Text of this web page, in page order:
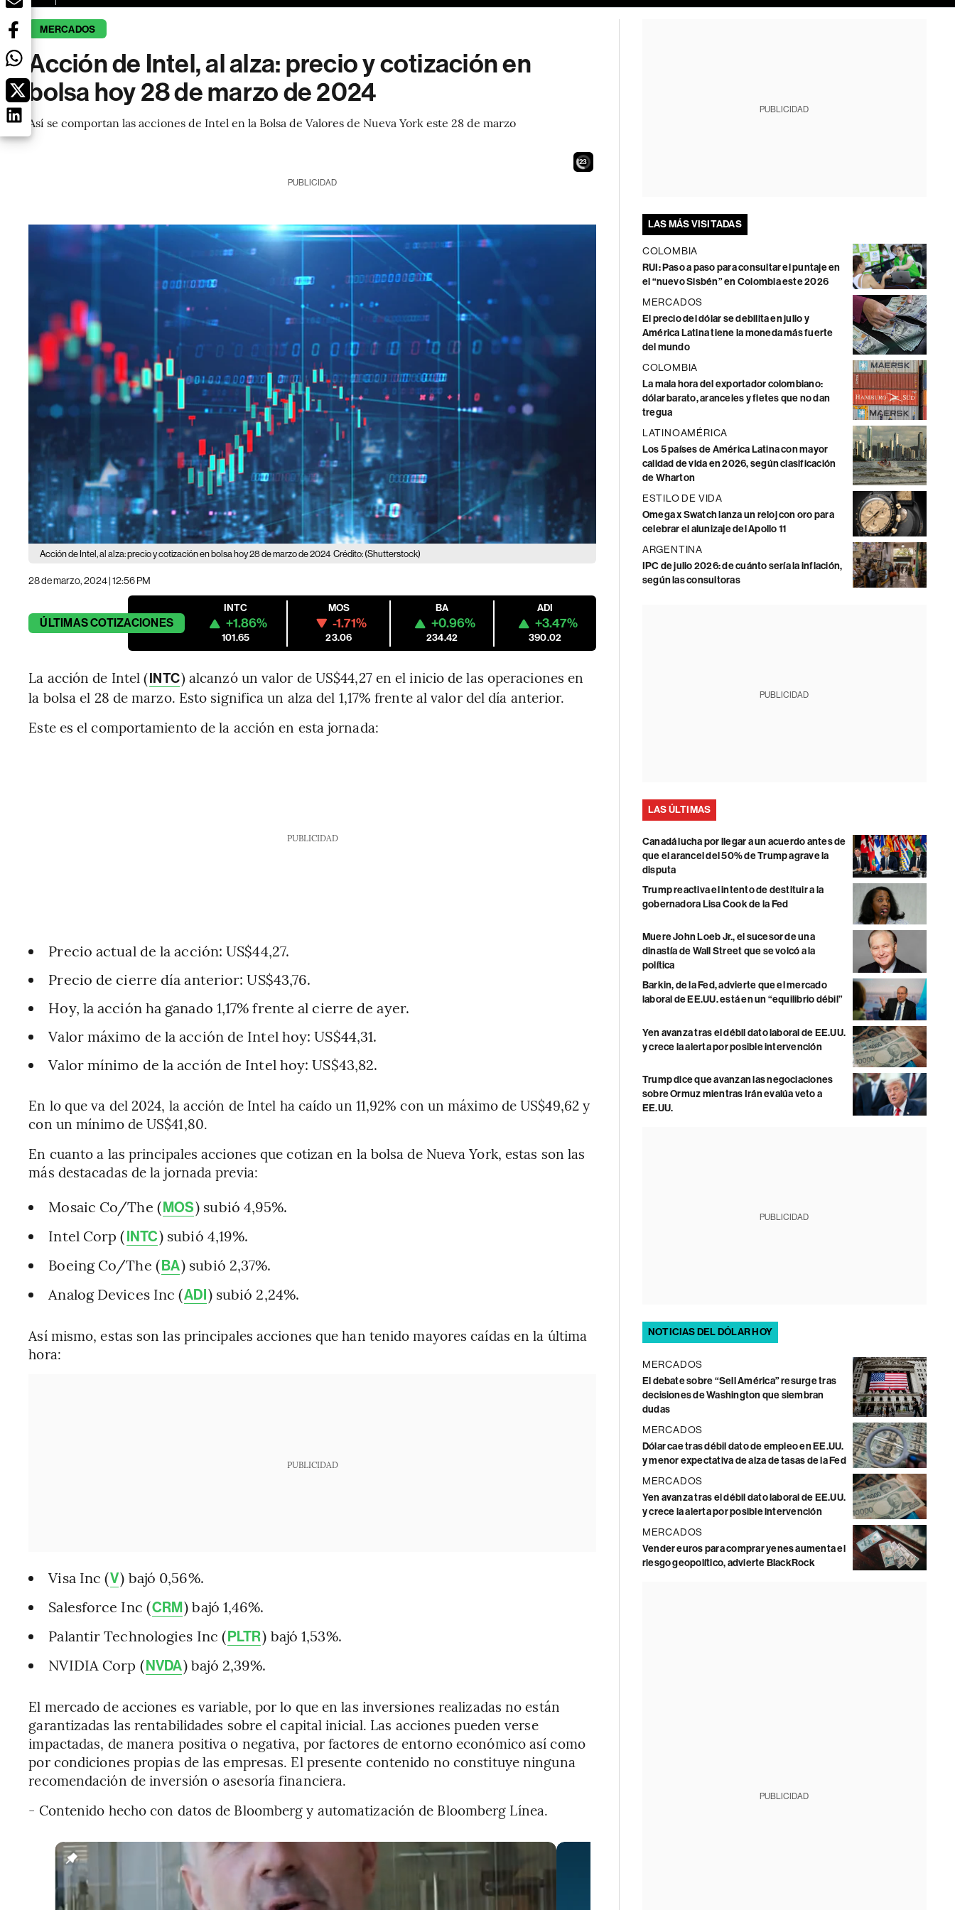
MERCADOS
Acción de Intel, al alza: precio y cotización en
bolsa hoy 28 de marzo de 2024
Así se comportan las acciones de Intel en la Bolsa de Valores de Nueva York este 28 de marzo
21
PUBLICIDAD
Acción de Intel, al alza: precio y cotización en bolsa hoy 28 de marzo de 2024 Crédito: (Shutterstock)
28 de marzo, 2024 | 12:56 PM
ÚLTIMASCOTIZACIONES
INTC
+1.86%
101.65
MOS
-1.71%
23.06
BA
+0.96%
234.42
ADI
+3.47%
390.02
La acción de Intel (INTC) alcanzó un valor de US$44,27 en el inicio de las operaciones en
la bolsa el 28 de marzo. Esto significa un alza del 1,17% frente al valor del día anterior.
Este es el comportamiento de la acción en esta jornada:
PUBLICIDAD
Precio actual de la acción: US$44,27.
Precio de cierre día anterior: US$43,76.
Hoy, la acción ha ganado 1,17% frente al cierre de ayer.
Valor máximo de la acción de Intel hoy: US$44,31.
Valor mínimo de la acción de Intel hoy: US$43,82.
En lo que va del 2024, la acción de Intel ha caído un 11,92% con un máximo de US$49,62 y
con un mínimo de US$41,80.
En cuanto a las principales acciones que cotizan en la bolsa de Nueva York, estas son las
más destacadas de la jornada previa:
Mosaic Co/The (MOS) subió 4,95%.
Intel Corp (INTC) subió 4,19%.
Boeing Co/The (BA) subió 2,37%.
Analog Devices Inc (ADI) subió 2,24%.
Así mismo, estas son las principales acciones que han tenido mayores caídas en la última
hora:
PUBLICIDAD
Visa Inc (V) bajó 0,56%.
Salesforce Inc (CRM) bajó 1,46%.
Palantir Technologies Inc (PLTR) bajó 1,53%.
NVIDIA Corp (NVDA) bajó 2,39%.
El mercado de acciones es variable, por lo que en las inversiones realizadas no están
garantizadas las rentabilidades sobre el capital inicial. Las acciones pueden verse
impactadas, de manera positiva o negativa, por factores de entorno económico así como
por condiciones propias de las empresas. El presente contenido no constituye ninguna
recomendación de inversión o asesoría financiera.
- Contenido hecho con datos de Bloomberg y automatización de Bloomberg Línea.
PUBLICIDAD
LAS MÁS VISITADAS
COLOMBIA
RUI: Paso a paso para consultar el puntaje en
el “nuevo Sisbén” en Colombia este 2026
MERCADOS
El precio del dólar se debilita en julio y
América Latina tiene la moneda más fuerte
del mundo
COLOMBIA
La mala hora del exportador colombiano:
dólar barato, aranceles y fletes que no dan
tregua
LATINOAMÉRICA
Los 5 países de América Latina con mayor
calidad de vida en 2026, según clasificación
de Wharton
ESTILO DE VIDA
Omega x Swatch lanza un reloj con oro para
celebrar el alunizaje del Apollo 11
ARGENTINA
IPC de julio 2026: de cuánto sería la inflación,
según las consultoras
PUBLICIDAD
LAS ÚLTIMAS
Canadá lucha por llegar a un acuerdo antes de
que el arancel del 50% de Trump agrave la
disputa
Trump reactiva el intento de destituir a la
gobernadora Lisa Cook de la Fed
Muere John Loeb Jr., el sucesor de una
dinastía de Wall Street que se volcó a la
política
Barkin, de la Fed, advierte que el mercado
laboral de EE.UU. está en un “equilibrio débil”
Yen avanza tras el débil dato laboral de EE.UU.
y crece la alerta por posible intervención
Trump dice que avanzan las negociaciones
sobre Ormuz mientras Irán evalúa veto a
EE.UU.
PUBLICIDAD
NOTICIAS DEL DÓLAR HOY
MERCADOS
El debate sobre “Sell América” resurge tras
decisiones de Washington que siembran
dudas
MERCADOS
Dólar cae tras débil dato de empleo en EE.UU.
y menor expectativa de alza de tasas de la Fed
MERCADOS
Yen avanza tras el débil dato laboral de EE.UU.
y crece la alerta por posible intervención
MERCADOS
Vender euros para comprar yenes aumenta el
riesgo geopolítico, advierte BlackRock
PUBLICIDAD